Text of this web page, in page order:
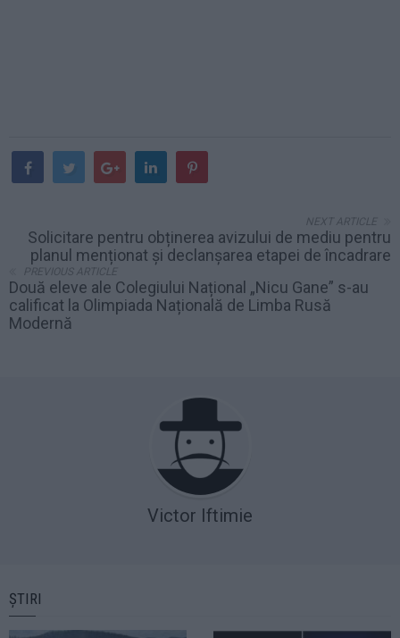
NEXT ARTICLE
Solicitare pentru obținerea avizului de mediu pentru
planul menționat și declanșarea etapei de încadrare
PREVIOUS ARTICLE
Două eleve ale Colegiului Național „Nicu Gane” s-au
calificat la Olimpiada Națională de Limba Rusă
Modernă
Victor Iftimie
ȘTIRI